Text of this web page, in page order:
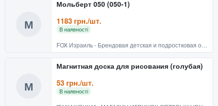
М
Мольберт 050 (050-1)
1183 грн./шт.
В наявності
М
Магнитная доска для рисования (голубая)
53 грн./шт.
В наявності